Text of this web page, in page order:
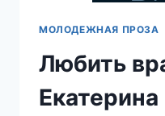
МОЛОДЕЖНАЯ ПРОЗА
Любить